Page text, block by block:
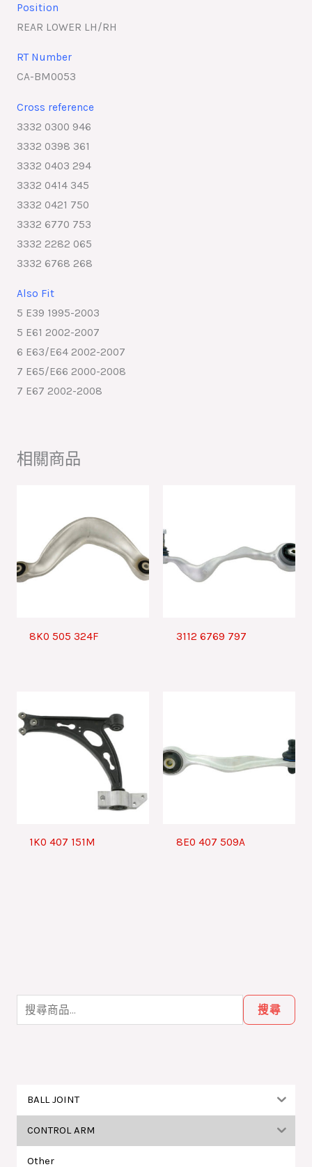
尋
關
搜尋
BALL JOINT
CONTROL ARM
Other
Position
REAR LOWER LH/RH
RT Number
CA-BM0053
Cross reference
3332 0300 946
3332 0398 361
3332 0403 294
3332 0414 345
3332 0421 750
3332 6770 753
3332 2282 065
3332 6768 268
Also Fit
5 E39 1995-2003
5 E61 2002-2007
6 E63/E64 2002-2007
7 E65/E66 2000-2008
7 E67 2002-2008
相關商品
8K0 505 324F 3112 6769 797
1K0 407 151M 8E0 407 509A